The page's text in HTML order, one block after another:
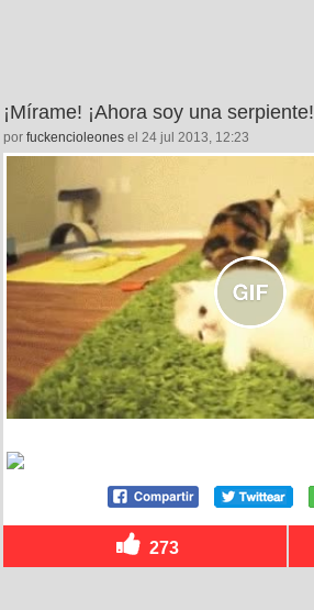
¡Mírame! ¡Ahora soy una serpiente!
por fuckencioleones el 24 jul 2013, 12:23
273